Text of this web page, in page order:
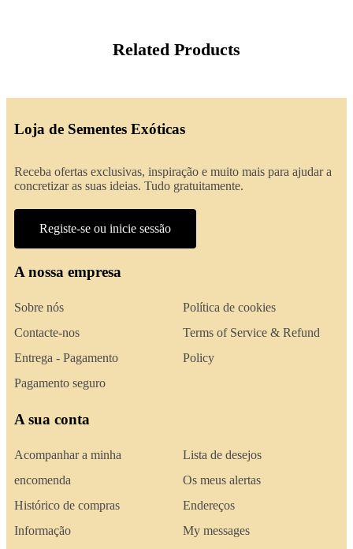
Related Products
Loja de Sementes Exóticas
Receba ofertas exclusivas, inspiração e muito mais para ajudar a
concretizar as suas ideias. Tudo gratuitamente.
Registe-se ou inicie sessão
A nossa empresa
Sobre nós
Contacte-nos
Entrega - Pagamento
Pagamento seguro
Política de cookies
Terms of Service & Refund
Policy
A sua conta
Acompanhar a minha
encomenda
Histórico de compras
Informação
Lista de desejos
Os meus alertas
Endereços
My messages